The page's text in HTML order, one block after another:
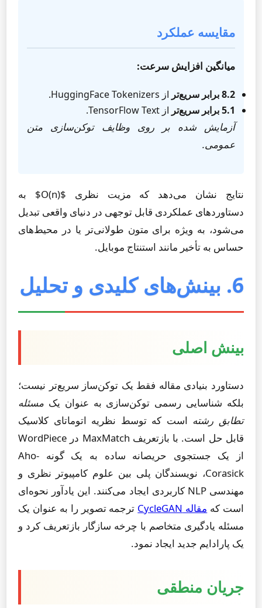
مقایسه عملکرد
میانگین افزایش سرعت:
8.2 برابر سریع‌تر
از HuggingFace Tokenizers.
5.1 برابر سریع‌تر
از TensorFlow Text.
آزمایش شده بر روی وظایف توکن‌سازی متن
عمومی.
نتایج نشان می‌دهد که مزیت نظری $O(n)$ به
دستاوردهای عملکردی قابل توجهی در دنیای واقعی تبدیل
می‌شود، به ویژه برای متون طولانی‌تر یا در محیط‌های
حساس به تأخیر مانند استنتاج موبایل.
6. بینش‌های کلیدی و تحلیل
بینش اصلی
دستاورد بنیادی مقاله فقط یک توکن‌ساز سریع‌تر نیست؛
بلکه شناسایی رسمی توکن‌سازی به عنوان یک مسئله
تطابق رشته است که توسط نظریه اتوماتای کلاسیک
قابل حل است. با بازتعریف MaxMatch در WordPiece
از یک جستجوی حریصانه ساده به یک گونه Aho-
Corasick، نویسندگان پلی بین علوم کامپیوتر نظری و
مهندسی NLP کاربردی ایجاد می‌کنند. این یادآور نحوه‌ای
است که مقاله CycleGAN
ترجمه تصویر را به عنوان یک
مسئله یادگیری متخاصم با چرخه سازگار بازتعریف کرد و
یک پارادایم جدید ایجاد نمود.
جریان منطقی